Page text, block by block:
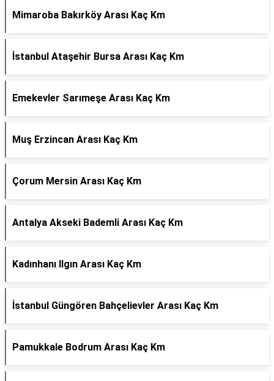
Mimaroba Bakırköy Arası Kaç Km
İstanbul Ataşehir Bursa Arası Kaç Km
Emekevler Sarımeşe Arası Kaç Km
Muş Erzincan Arası Kaç Km
Çorum Mersin Arası Kaç Km
Antalya Akseki Bademli Arası Kaç Km
Kadınhanı Ilgın Arası Kaç Km
İstanbul Güngören Bahçelievler Arası Kaç Km
Pamukkale Bodrum Arası Kaç Km